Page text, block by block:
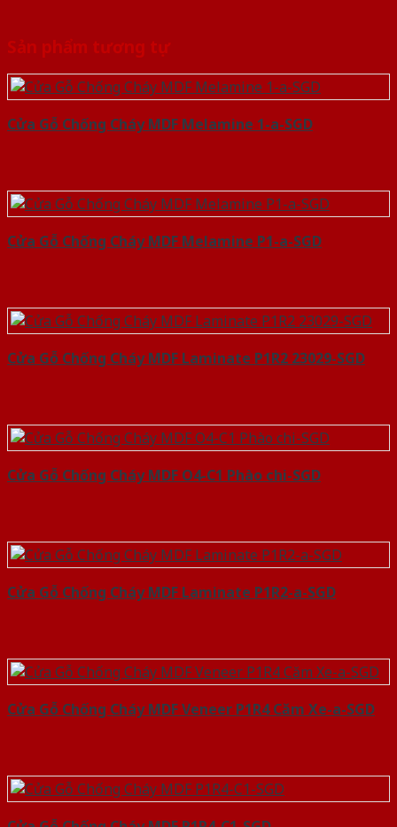
Sản phẩm tương tự
Cửa Gỗ Chống Cháy MDF Melamine 1-a-SGD
Cửa Gỗ Chống Cháy MDF Melamine P1-a-SGD
Cửa Gỗ Chống Cháy MDF Laminate P1R2 23029-SGD
Cửa Gỗ Chống Cháy MDF O4-C1 Phào chi-SGD
Cửa Gỗ Chống Cháy MDF Laminate P1R2-a-SGD
Cửa Gỗ Chống Cháy MDF Veneer P1R4 Căm Xe-a-SGD